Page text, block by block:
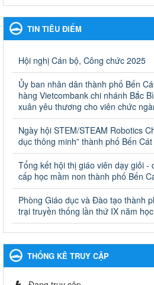
Kế hoạch Phổ biến, giáo dục pháp
Giáo dục và Đào tạo thành phố Bến
Kế hoạch Phổ biến, giáo dục pháp
Ngày ban hành: 28/02/2025
Quyết định công bố thủ tục hành
vực giáo dục đào tạo thuộc hệ
giáo dục khác thuộc thẩm quyền
và Đào tạo, Ủy ban nhân dân cấp
Quyết định công bố thủ tục hành
giáo dục đào tạo thuộc hệ giáo dục
khác thuộc thẩm quyền giải quyết
Ủy ban nhân dân cấp huyện
Ngày ban hành: 30/09/2024
Hướng dẫn thực hiện nhiệm vụ
2024-2025
Hướng dẫn thực hiện nhiệm vụ giáo
2025
Ngày ban hành: 26/09/2024
TIN TIÊU ĐIỂM
Hội nghị Cán bộ, Công chức 2025
Ủy ban nhân dân thành phố Bến
hàng Vietcombank chi nhánh Bắc
xuân yêu thương cho viên chức
Ngày hội STEM/STEAM Robotics
dục thông minh” thành phố Bến
Tổng kết hội thị giáo viên dạy giỏi -
cấp học mầm non thành phố Bến
Phòng Giáo dục và Đào tạo thành
trại truyền thống lần thứ IX năm
THỐNG KÊ TRUY CẬP